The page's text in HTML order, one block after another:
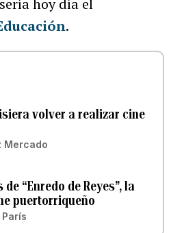
hoy día el
.
volver a realizar cine
Mercado
“Enredo de Reyes”, la
puertorriqueño